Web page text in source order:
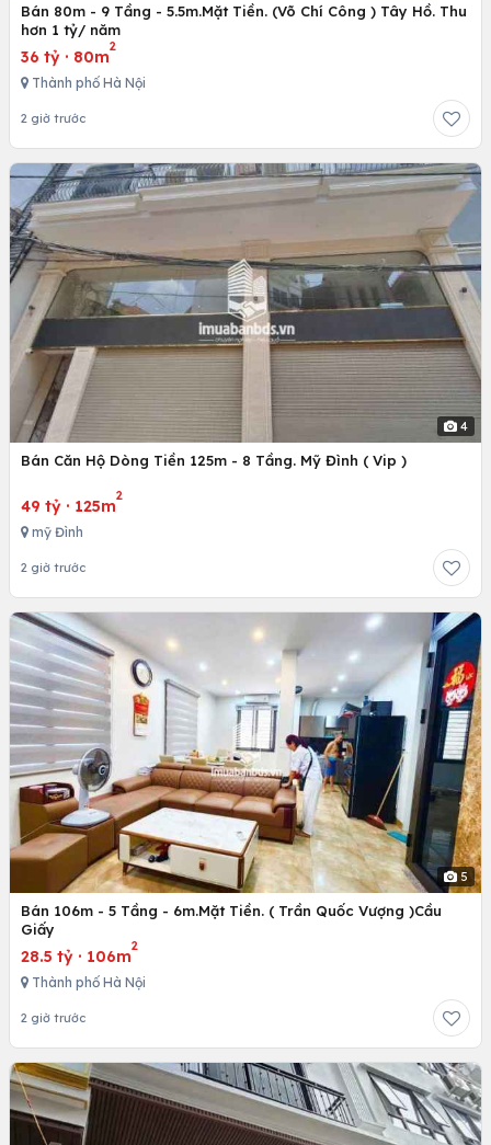
Bán 80m - 9 Tầng - 5.5m.Mặt Tiền. (Võ Chí Công ) Tây Hồ. Thu
hơn 1 tỷ/ năm
36 tỷ · 80m
2
Thành phố Hà Nội
2 giờ trước
4
Bán Căn Hộ Dòng Tiền 125m - 8 Tầng. Mỹ Đình ( Vip )
49 tỷ · 125m
2
mỹ Đình
2 giờ trước
5
Bán 106m - 5 Tầng - 6m.Mặt Tiền. ( Trần Quốc Vượng )Cầu
Giấy
28.5 tỷ · 106m
2
Thành phố Hà Nội
2 giờ trước